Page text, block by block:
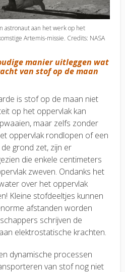
astronaut aan het werk op het
Artemis-missie. Credits: NASA
manier uitleggen wat
van stof op de maan
is stof op de maan niet
op het oppervlak kan
maar zelfs zonder
oppervlak rondlopen of een
grond zet, zijn er
die enkele centimeters
zweven. Ondanks het
over het oppervlak
Kleine stofdeeltjes kunnen
afstanden worden
schrijven de
elektrostatische krachten.
dynamische processen
van stof nog niet